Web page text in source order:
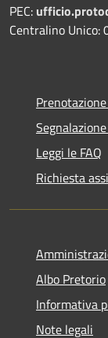
PEC:
Centralino Unico:
Leggi le FAQ
Richiesta
Albo Pretorio
Informativa
Note legali